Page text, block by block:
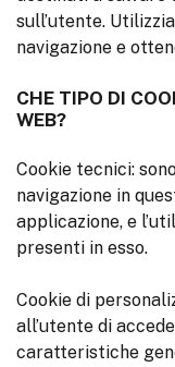
sull’utente.
navigazione e
CHE TIPO DI
WEB?
Cookie tecnici:
navigazione in
applicazione, e
presenti in esso.
Cookie di
all’utente di
caratteristiche